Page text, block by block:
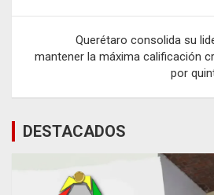
entradas
Querétaro consolida su
mantener la máxima calificación
por
DESTACADOS